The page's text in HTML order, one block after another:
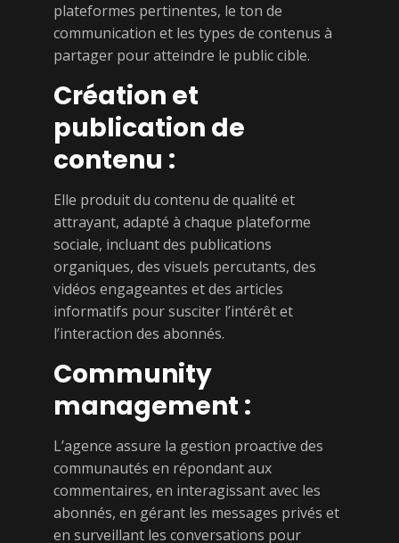
plateformes pertinentes, le ton de
communication et les types de contenus à
partager pour atteindre le public cible.
Création et
publication de
contenu :
Elle produit du contenu de qualité et
attrayant, adapté à chaque plateforme
sociale, incluant des publications
organiques, des visuels percutants, des
vidéos engageantes et des articles
informatifs pour susciter l’intérêt et
l’interaction des abonnés.
Community
management :
L’agence assure la gestion proactive des
communautés en répondant aux
commentaires, en interagissant avec les
abonnés, en gérant les messages privés et
en surveillant les conversations pour